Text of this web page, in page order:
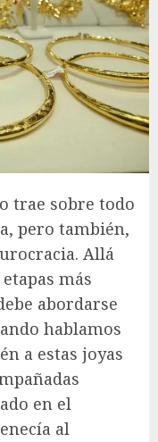
trae sobre todo
pero también,
Allá
más
abordarse
hablamos
a estas joyas
en el
al